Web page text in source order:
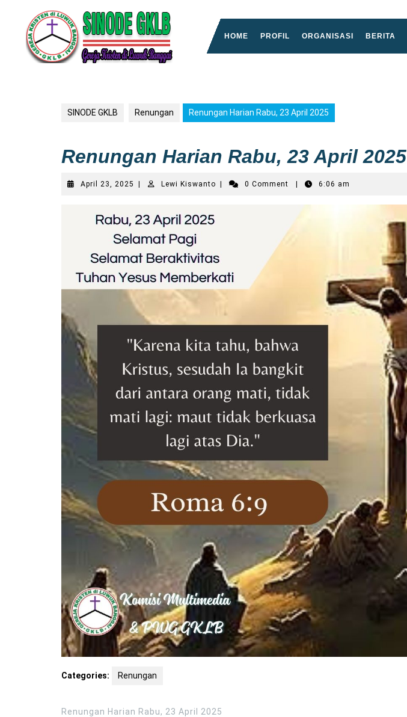
content
HOME PROFIL ORGANISASI BERITA
SINODE GKLB Renungan Renungan Harian Rabu, 23 April 2025
Renungan Harian Rabu, 23 April 2025
April 23, 2025 April
Lewi KiswantoLewi
0 Comment 6:06 am
Categories: Renungan
Renungan Harian Rabu, 23 April 2025